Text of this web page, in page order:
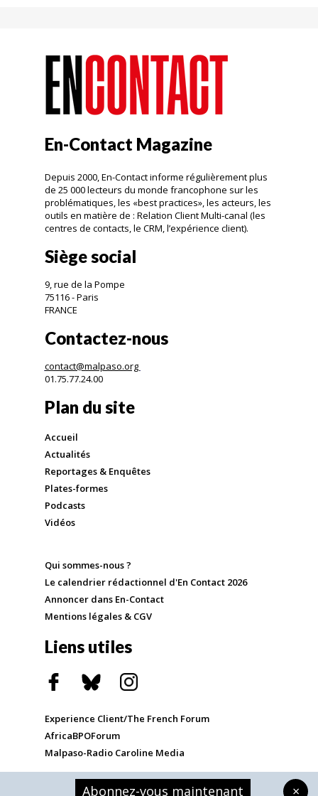
En-Contact Magazine
Depuis 2000, En-Contact informe régulièrement plus
de 25 000 lecteurs du monde francophone sur les
problématiques, les «best practices», les acteurs, les
outils en matière de : Relation Client Multi-canal (les
centres de contacts, le CRM, l’expérience client).
Siège social
9, rue de la Pompe
75116 - Paris
FRANCE
Contactez-nous
contact@malpaso.org
01.75.77.24.00
Plan du site
Accueil
Actualités
Reportages & Enquêtes
Plates-formes
Podcasts
Vidéos
Qui sommes-nous ?
Le calendrier rédactionnel d'En Contact 2026
Annoncer dans En-Contact
Mentions légales & CGV
Liens utiles
Experience Client/The French Forum
AfricaBPOForum
Malpaso-Radio Caroline Media
Abonnez-vous maintenant ×